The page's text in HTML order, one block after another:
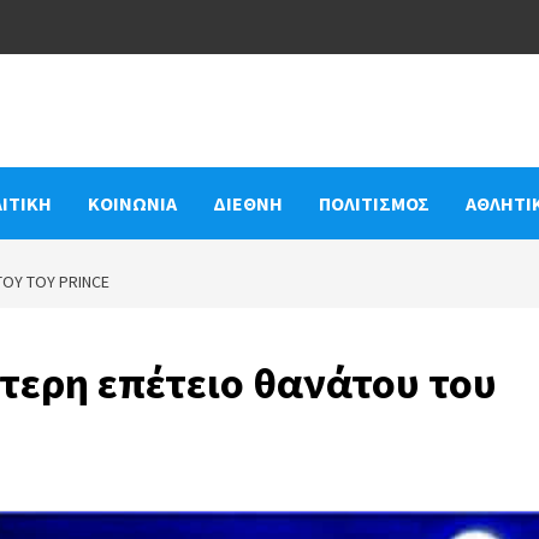
ΚΟΙΝΩΝΙΑ ΔΙΕΘΝΗ ΠΟΛΙΤΙΣΜΟΣ
ΤΟΥ PRINCE
επέτειο θανάτου του